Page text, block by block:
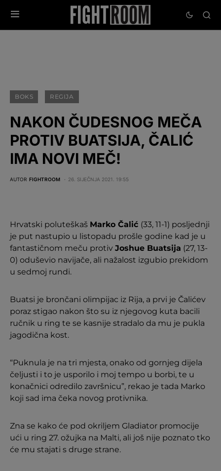
BOKS REGIJA
NAKON ČUDESNOG MEČA
PROTIV BUATSIJA, ČALIĆ
IMA NOVI MEČ!
AUTOR FIGHTROOM 26. SIJEČNJA 2021. 19:55
Hrvatski poluteškaš Marko Čalić (33, 11-1) posljednji
je put nastupio u listopadu prošle godine kad je u
fantastičnom meču protiv Joshue Buatsija (27, 13-
0) oduševio navijače, ali nažalost izgubio prekidom
u sedmoj rundi.
Buatsi je brončani olimpijac iz Rija, a prvi je Čalićev
poraz stigao nakon što su iz njegovog kuta bacili
ručnik u ring te se kasnije stradalo da mu je pukla
jagodična kost.
“Puknula je na tri mjesta, onako od gornjeg dijela
čeljusti i to je usporilo i moj tempo u borbi, te u
konačnici odredilo završnicu”, rekao je tada Marko
koji sad ima čeka novog protivnika.
Zna se kako će pod okriljem Gladiator promocije
ući u ring 27. ožujka na Malti, ali još nije poznato tko
će mu stajati s druge strane.